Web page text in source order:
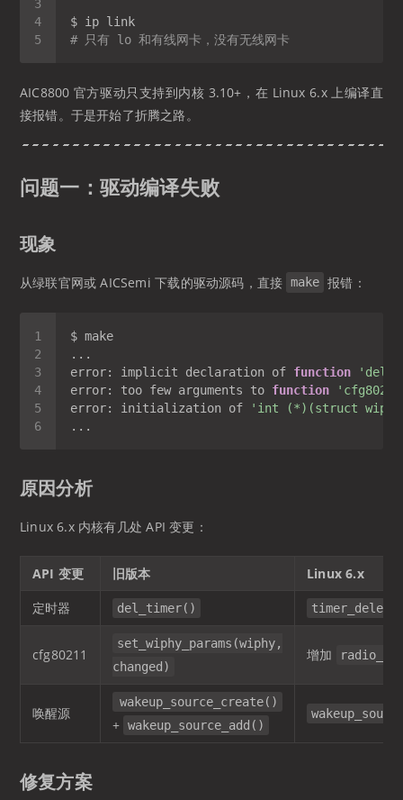
# 只有 lo 和有线网卡，没有无线网卡
AIC8800 官方驱动只支持到内核 3.10+，在 Linux 6.x 上编译直
接报错。于是开始了折腾之路。
问题一：驱动编译失败
现象
从绿联官网或 AICSemi 下载的驱动源码，直接 make 报错：
error: implicit declaration of function
error: too few arguments to function
error: initialization of
'int (*)(struct
原因分析
Linux 6.x 内核有几处 API 变更：
API 变更 旧版本
Linux 6.x
定时器
del_timer()
cfg80211
set_wiphy_params(wiphy,
changed)
增加
唤醒源
wakeup_source_create()
+ wakeup_source_add()
修复方案